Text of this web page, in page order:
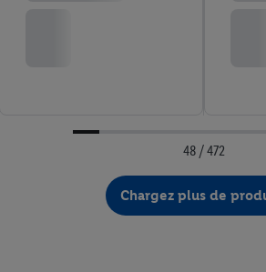
48 / 472
Chargez plus de